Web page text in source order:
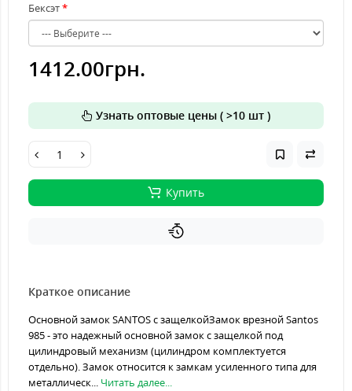
Бексэт
1412.00грн.
Узнать оптовые цены ( >10 шт )
Купить
Краткое описание
Основной замок SANTOS с защелкойЗамок врезной Santos
985 - это надежный основной замок с защелкой под
цилиндровый механизм (цилиндром комплектуется
отдельно). Замок относится к замкам усиленного типа для
металлическ... Читать далее...